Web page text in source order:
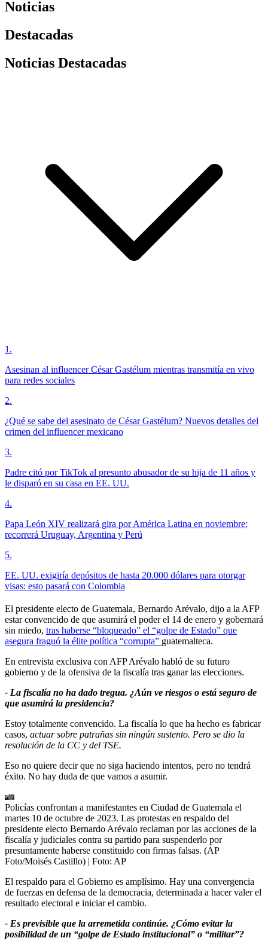
Noticias
Destacadas
Noticias Destacadas
1 .
Asesinan al influencer César Gastélum mientras transmitía en vivo
para redes sociales
2.
¿Qué se sabe del asesinato de César Gastélum? Nuevos detalles del
crimen del influencer mexicano
3.
Padre citó por TikTok al presunto abusador de su hija de 11 años y
le disparó en su casa en EE. UU.
4.
Papa León XIV realizará gira por América Latina en noviembre;
recorrerá Uruguay, Argentina y Perú
5.
EE. UU. exigiría depósitos de hasta 20.000 dólares para otorgar
visas: esto pasará con Colombia
El presidente electo de Guatemala, Bernardo Arévalo, dijo a la AFP
estar convencido de que asumirá el poder el 14 de enero y gobernará
sin miedo, tras haberse “bloqueado” el “golpe de Estado” que
asegura fraguó la élite política “corrupta” guatemalteca.
En entrevista exclusiva con AFP Arévalo habló de su futuro
gobierno y de la ofensiva de la fiscalía tras ganar las elecciones.
- La fiscalía no ha dado tregua. ¿Aún ve riesgos o está seguro de
que asumirá la presidencia?
Estoy totalmente convencido. La fiscalía lo que ha hecho es fabricar
casos, actuar sobre patrañas sin ningún sustento. Pero se dio la
resolución de la CC y del TSE.
Eso no quiere decir que no siga haciendo intentos, pero no tendrá
éxito. No hay duda de que vamos a asumir.
Policías confrontan a manifestantes en Ciudad de Guatemala el
martes 10 de octubre de 2023. Las protestas en respaldo del
presidente electo Bernardo Arévalo reclaman por las acciones de la
fiscalía y judiciales contra su partido para suspenderlo por
presuntamente haberse constituido con firmas falsas. (AP
Foto/Moisés Castillo) | Foto: AP
El respaldo para el Gobierno es amplísimo. Hay una convergencia
de fuerzas en defensa de la democracia, determinada a hacer valer el
resultado electoral e iniciar el cambio.
- Es previsible que la arremetida continúe. ¿Cómo evitar la
posibilidad de un “golpe de Estado institucional” o “militar”?